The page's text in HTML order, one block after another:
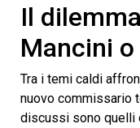
Il
Mancini o
Tra i temi caldi
nuovo commissario
discussi sono quelli